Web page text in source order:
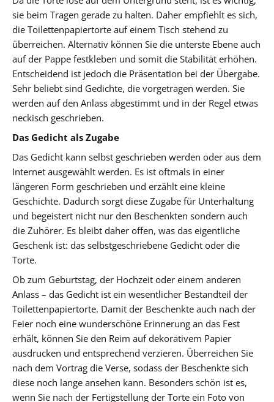
sie beim Tragen gerade zu halten. Daher empfiehlt es sich,
die Toilettenpapiertorte auf einem Tisch stehend zu
überreichen. Alternativ können Sie die unterste Ebene auch
auf der Pappe festkleben und somit die Stabilität erhöhen.
Entscheidend ist jedoch die Präsentation bei der Übergabe.
Sehr beliebt sind Gedichte, die vorgetragen werden. Sie
werden auf den Anlass abgestimmt und in der Regel etwas
neckisch geschrieben.
Das Gedicht als Zugabe
Das Gedicht kann selbst geschrieben werden oder aus dem
Internet ausgewählt werden. Es ist oftmals in einer
längeren Form geschrieben und erzählt eine kleine
Geschichte. Dadurch sorgt diese Zugabe für Unterhaltung
und begeistert nicht nur den Beschenkten sondern auch
die Zuhörer. Es bleibt daher offen, was das eigentliche
Geschenk ist: das selbstgeschriebene Gedicht oder die
Torte.
Ob zum Geburtstag, der Hochzeit oder einem anderen
Anlass – das Gedicht ist ein wesentlicher Bestandteil der
Toilettenpapiertorte. Damit der Beschenkte auch nach der
Feier noch eine wunderschöne Erinnerung an das Fest
erhält, können Sie den Reim auf dekorativem Papier
ausdrucken und entsprechend verzieren. Überreichen Sie
nach dem Vortrag die Verse, sodass der Beschenkte sich
diese noch lange ansehen kann. Besonders schön ist es,
wenn Sie nach der Fertigstellung der Torte ein Foto von